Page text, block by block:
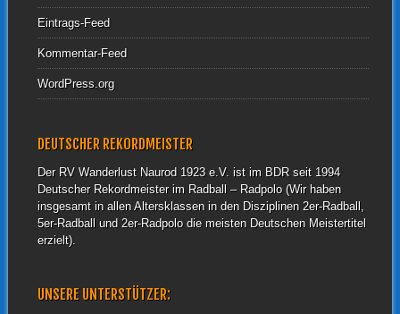
Eintrags-Feed
Kommentar-Feed
WordPress.org
DEUTSCHER REKORDMEISTER
Der RV Wanderlust Naurod 1923 e.V. ist im BDR seit 1994
Deutscher Rekordmeister im Radball – Radpolo (Wir haben
insgesamt in allen Altersklassen in den Disziplinen 2er-Radball,
5er-Radball und 2er-Radpolo die meisten Deutschen Meistertitel
erzielt).
UNSERE UNTERSTÜTZER: